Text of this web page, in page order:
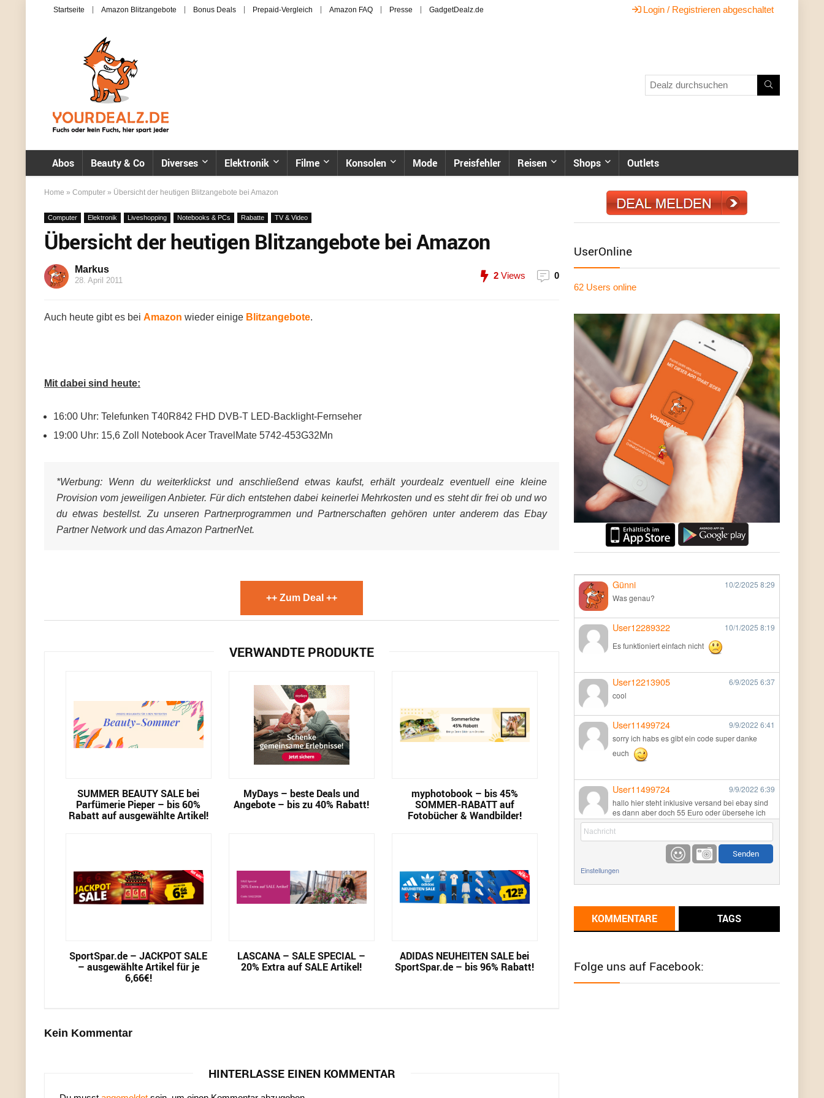
Startseite Amazon Blitzangebote Bonus Deals Prepaid-Vergleich Amazon FAQ Presse GadgetDealz.de Login / Registrieren abgeschaltet
Abos Beauty & Co Diverses Elektronik Filme Konsolen Mode Preisfehler Reisen Shops Outlets
Home » Computer » Übersicht der heutigen Blitzangebote bei Amazon
Computer Elektronik Liveshopping Notebooks & PCs Rabatte TV & Video
Übersicht der heutigen Blitzangebote bei Amazon
Markus
28. April 2011 2 Views 0
Auch heute gibt es bei Amazon wieder einige Blitzangebote.
Mit dabei sind heute:
16:00 Uhr: Telefunken T40R842 FHD DVB-T LED-Backlight-Fernseher
19:00 Uhr: 15,6 Zoll Notebook Acer TravelMate 5742-453G32Mn
*Werbung: Wenn du weiterklickst und anschließend etwas kaufst, erhält yourdealz eventuell eine kleine
Provision vom jeweiligen Anbieter. Für dich entstehen dabei keinerlei Mehrkosten und es steht dir frei ob und wo
du etwas bestellst. Zu unseren Partnerprogrammen und Partnerschaften gehören unter anderem das Ebay
Partner Network und das Amazon PartnerNet.
++ Zum Deal ++
VERWANDTE PRODUKTE
SUMMER BEAUTY SALE bei
Parfümerie Pieper – bis 60%
Rabatt auf ausgewählte Artikel!
MyDays – beste Deals und
Angebote – bis zu 40% Rabatt!
myphotobook – bis 45%
SOMMER-RABATT auf
Fotobücher & Wandbilder!
SportSpar.de – JACKPOT SALE
– ausgewählte Artikel für je
6,66€!
LASCANA – SALE SPECIAL –
20% Extra auf SALE Artikel!
ADIDAS NEUHEITEN SALE bei
SportSpar.de – bis 96% Rabatt!
Kein Kommentar
HINTERLASSE EINEN KOMMENTAR
UserOnline
62 Users online
Günni 10/2/2025 8:29
Was genau?
User12289322 10/1/2025 8:19
Es funktioniert einfach nicht
User12213905 6/9/2025 6:37
cool
User11499724 9/9/2022 6:41
sorry ich habs es gibt ein code super danke
euch
User11499724 9/9/2022 6:39
hallo hier steht inklusive versand bei ebay sind
es dann aber doch 55 Euro oder übersehe ich
etwas
9/1/20226:17
Ich glaube du hast den Sinn eines
Schnäppchenblogs noch immer nicht
Günni 9/1/2022
meisten Deals sind Tagespreise!
Einstellungen
KOMMENTARE TAGS
Folge uns auf Facebook: